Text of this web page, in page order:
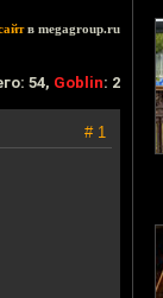
в megagroup.ru
54, Goblin: 2
# 1